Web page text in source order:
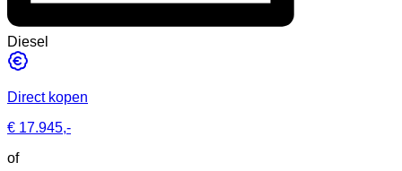
Diesel
Direct kopen
€ 17.945,-
of